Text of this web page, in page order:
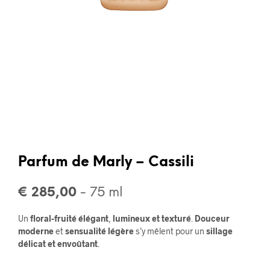
Parfum de Marly – Cassili
€ 285,00 - 75 ml
Un floral-fruité élégant lumineux et texturé Douceur
moderneetsensualité légères’y mêlent pour un sillage
délicat et envoûtant